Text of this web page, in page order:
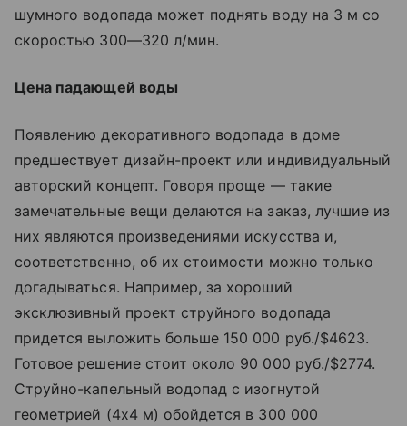
шумного водопада может поднять воду на 3 м со
скоростью 300—320 л/мин.
Цена падающей воды
Появлению декоративного водопада в доме
предшествует дизайн-проект или индивидуальный
авторский концепт. Говоря проще — такие
замечательные вещи делаются на заказ, лучшие из
них являются произведениями искусства и,
соответственно, об их стоимости можно только
догадываться. Например, за хороший
эксклюзивный проект струйного водопада
придется выложить больше 150 000 руб./$4623.
Готовое решение стоит около 90 000 руб./$2774.
Струйно-капельный водопад с изогнутой
геометрией (4х4 м) обойдется в 300 000